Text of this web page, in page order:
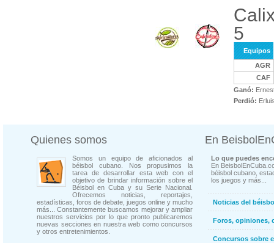
5
Equipos
AGR
CAF
Ganó:
Perdió:
Quienes somos
Somos un equipo de aficionados al
béisbol cubano. Nos propusimos la
tarea de desarrollar esta web con el
objetivo de brindar información sobre el
Béisbol en Cuba y su Serie Nacional.
Ofrecemos noticias, reportajes,
estadísticas, foros de debate, juegos online y mucho
más... Constantemente buscamos mejorar y ampliar
nuestros servicios por lo que pronto publicaremos
nuevas secciones en nuestra web como concursos
y otros entretenimientos.
En
Lo que puedes
En
béisbol cubano,
los juegos y más...
Noticias del
Foros, opiniones,
Concursos sobre